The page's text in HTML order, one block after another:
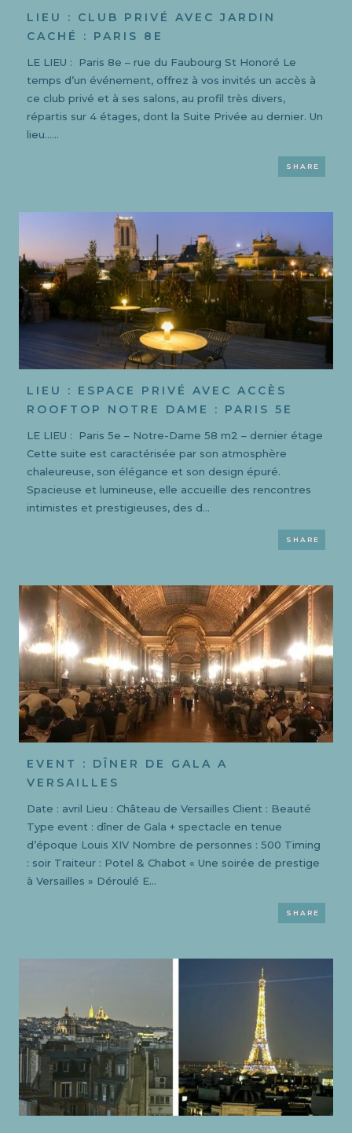
LIEU : CLUB PRIVÉ AVEC JARDIN
CACHÉ : PARIS 8E
LE LIEU : Paris 8e – rue du Faubourg St Honoré Le
temps d’un événement, offrez à vos invités un accès à
ce club privé et à ses salons, au profil très divers,
répartis sur 4 étages, dont la Suite Privée au dernier. Un
lieu......
SHARE
LIEU : ESPACE PRIVÉ AVEC ACCÈS
ROOFTOP NOTRE DAME : PARIS 5E
LE LIEU : Paris 5e – Notre-Dame 58 m2 – dernier étage
Cette suite est caractérisée par son atmosphère
chaleureuse, son élégance et son design épuré.
Spacieuse et lumineuse, elle accueille des rencontres
intimistes et prestigieuses, des d...
SHARE
EVENT : DÎNER DE GALA A
VERSAILLES
Date : avril Lieu : Château de Versailles Client : Beauté
Type event : dîner de Gala + spectacle en tenue
d’époque Louis XIV Nombre de personnes : 500 Timing
: soir Traiteur : Potel & Chabot « Une soirée de prestige
à Versailles » Déroulé E...
SHARE